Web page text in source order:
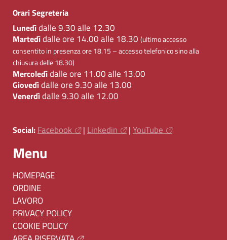
Orari Segreteria
Lunedìdalle 9.30 alle 12.30
Martedìdalle ore 14.00 alle 18.30 (ultimo accesso
consentito in presenza ore 18.15 – accesso telefonico sino alla
chiusura delle 18.30)
Mercoledìdalle ore 11.00 alle 13.00
Giovedìdalle ore 9.30 alle 13.00
Venerdìdalle 9.30 alle 12.00
Social: Facebook | Linkedin | YouTube
Menu
HOMEPAGE
ORDINE
LAVORO
PRIVACY POLICY
COOKIE POLICY